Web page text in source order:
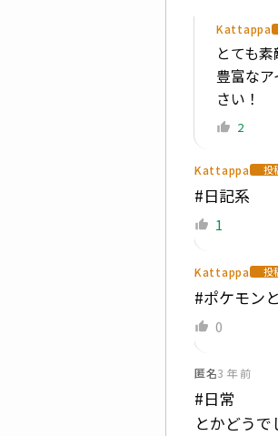
Kattappa
とても素
豊富な
さい！
2
Kattappa 投
#日記系
1
Kattappa 投
#ポケモン
0
匿名3 年 前
#日常
とかどうで